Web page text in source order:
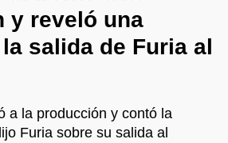
y reveló una
salida de Furia al
a la producción y contó la
Furia sobre su salida al